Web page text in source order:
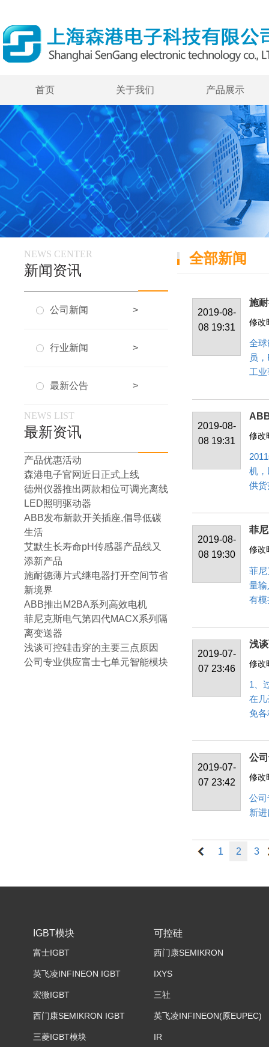
首页 关于我们 产品展示
全部新闻
2019-08-
08 19:31
施
修
全
员
工
2019-08-
08 19:31
修
机
供
2019-08-
08 19:30
菲
修
菲
量
有
2019-07-
07 23:46
浅
修
1、
在
免
2019-07-
07 23:42
公
修
公司
新
1 2 3
NEWS CENTER
新闻资讯
公司新闻 >
行业新闻 >
最新公告 >
NEWS LIST
最新资讯
产品优惠活动
森港电子官网近日正式上线
德州仪器推出两款相位可调光离线
LED照明驱动器
ABB发布新款开关插座,倡导低碳
生活
艾默生长寿命pH传感器产品线又
添新产品
施耐德薄片式继电器打开空间节省
新境界
ABB推出M2BA系列高效电机
菲尼克斯电气第四代MACX系列隔
离变送器
浅谈可控硅击穿的主要三点原因
公司专业供应富士七单元智能模块
IGBT模块
富士IGBT
英飞凌INFINEON IGBT
宏微IGBT
西门康SEMIKRON IGBT
三菱IGBT模块
可控硅
西门康SEMIKRON
IXYS
三社
英飞凌INFINEON(原EUPEC)
IR